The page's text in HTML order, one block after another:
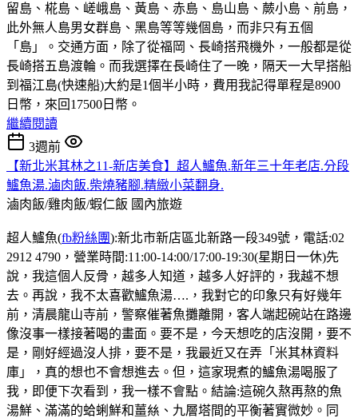
留島、椛島、嵯峨島、黃島、赤島、島山島、蕨小島、前島，
此外無人島男女群島、黑島等等幾個島，而非只有五個
「島」。交通方面，除了從福岡、長崎搭飛機外，一般都是從
長崎搭五島渡輪。而我選擇在長崎住了一晚，隔天一大早搭船
到福江島(快速船)大約是1個半小時，費用我記得單程是8900
日幣，來回17500日幣。
繼續閱讀
3週前
【新北米其林之11-新店美食】超人鱸魚.新年三十年老店.分段
鱸魚湯.滷肉飯.柴燒豬腳.精緻小菜翻身.
滷肉飯/雞肉飯/蝦仁飯 國內旅遊
超人鱸魚(fb粉絲團):新北市新店區北新路一段349號，電話:02
2912 4790，營業時間:11:00-14:00/17:00-19:30(星期日一休)先
說，我這個人反骨，越多人知道，越多人好評的，我越不想
去。再說，我不太喜歡鱸魚湯….，我對它的印象只有好幾年
前，清晨龍山寺前，警察催著魚攤離開，客人端起碗站在路邊
像沒事一樣接著喝的畫面。要不是，今天想吃的店沒開，要不
是，剛好經過沒人排，要不是，我最近又在弄「米其林資料
庫」，真的想也不會想進去。但，這家現煮的鱸魚湯喝服了
我，即便下次看到，我一樣不會點。結論:這碗久熬再熬的魚
湯鮮、滿滿的蛤蜊鮮和薑𢇃、九層塔間的平衡著實微妙。同